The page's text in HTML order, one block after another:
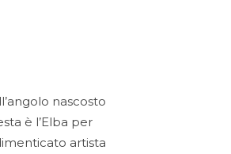
nascosto
è l’Elba per
artista